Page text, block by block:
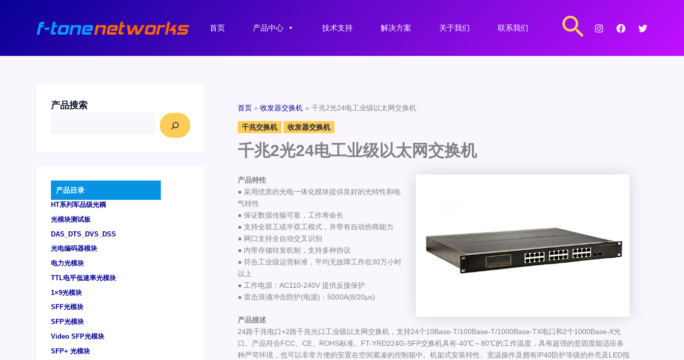
首页 产品中心 技术支持 解决方案 关于我们 联系我们
搜
索
产品搜索
产品目录
HT系列军品级光耦
光模块测试板
DAS_DTS_DVS_DSS
光电编码器模块
电力光模块
TTL电平低速率光模块
1×9光模块
SFF光模块
SFP光模块
Video SFP光模块
SFP+ 光模块
首页 收发器交换机 千兆2光24电工业级以太网交换机
千兆交换机 收发器交换机
千兆2光24电工业级以太网交换机
产品特性
● 采用优质的光电一体化模块提供良好的光特性和电
气特性
● 保证数据传输可靠，工作寿命长
● 支持全双工或半双工模式，并带有自动协商能力
● 网口支持全自动交叉识别
● 内带存储转发机制，支持多种协议
● 符合工业级运营标准，平均无故障工作在30万小时
以上
● 工作电源：AC110-240V 提供反接保护
● 雷击浪涌冲击防护(电源)：5000A(8/20μs)
产品描述
24路千兆电口+2路千兆光口工业级以太网交换机，支持24个10Base-T/100Base-T/1000Base-TX电口和2个1000Base-X光
口。产品符合FCC、CE、ROHS标准。FT-YRD224G-SFP交换机具有-40℃～80℃的工作温度，具有超强的坚固度能适应各
种严苛环境，也可以非常方便的安置在空间紧凑的控制箱中。机架式安装特性、宽温操作及拥有IP40防护等级的外壳及LED指